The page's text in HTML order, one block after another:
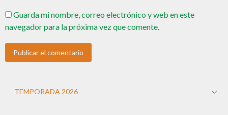
Guarda mi nombre, correo electrónico y web en este
navegador para la próxima vez que comente.
TEMPORADA 2026